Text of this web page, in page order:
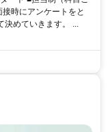
時にアンケートをと
めていきます。 ...